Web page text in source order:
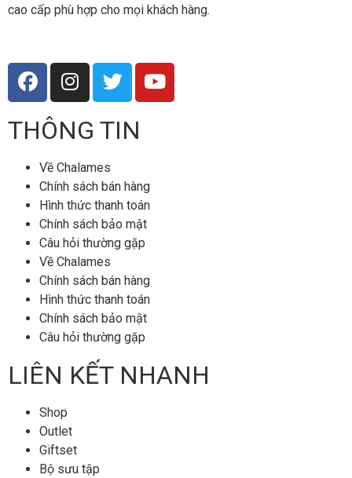
cao cấp phù hợp cho mọi khách hàng.
THÔNG TIN
Về Chalames
Chính sách bán hàng
Hình thức thanh toán
Chính sách bảo mật
Câu hỏi thường gặp
Về Chalames
Chính sách bán hàng
Hình thức thanh toán
Chính sách bảo mật
Câu hỏi thường gặp
LIÊN KẾT NHANH
Shop
Outlet
Giftset
Bộ sưu tập